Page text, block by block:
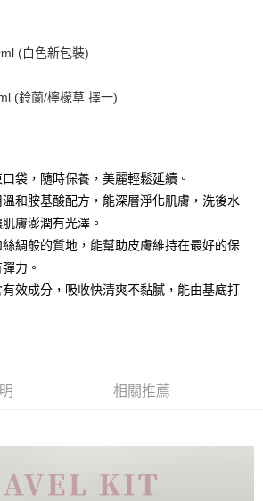
台北富邦商業銀行
台中商業銀行
中國信託商業銀行
彰化商業銀行
兆豐國際商業銀行
永豐商業銀行
星展（台灣）商業銀行
含以上)免運費
含以上)免運費
(白色新包裝)
(鈴蘭/檸檬草 擇一)
袋，隨時保養，美麗輕鬆延續。
和胺基酸配方，能深層淨化肌膚，洗後水
膚澎潤有光澤。
綢般的質地，能幫助皮膚維持在最好的保
力。
效成分，吸收快清爽不黏膩，能由基底打
相關推薦